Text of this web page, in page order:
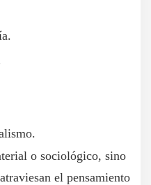
o sociológico, sino
el pensamiento